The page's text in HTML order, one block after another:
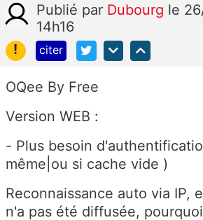
Publié par Dubourg le
14h16
!
citer
OQee By Free
Version WEB :
- Plus besoin
même|ou si cache vide )
Reconnaissance auto via IP,
n'a pas été diffusée,